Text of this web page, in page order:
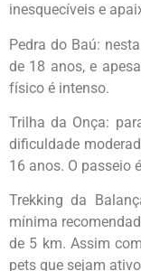
inesquecíveis e
Pedra do Baú:
de 18 anos, e
físico é intenso.
Trilha da Onça:
dificuldade
16 anos. O passeio
Trekking da
mínima
de 5 km. Assim
pets que sejam